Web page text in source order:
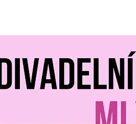
Mlýn 30. 07. 2026
mlýn. 15. až 18. října KD
divadla a inspirace 15. až 18.